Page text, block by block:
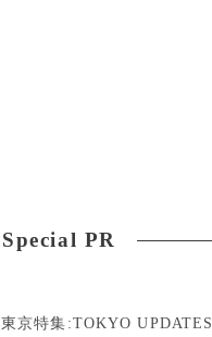
Special PR
東京特集:TOKYO UPDATES